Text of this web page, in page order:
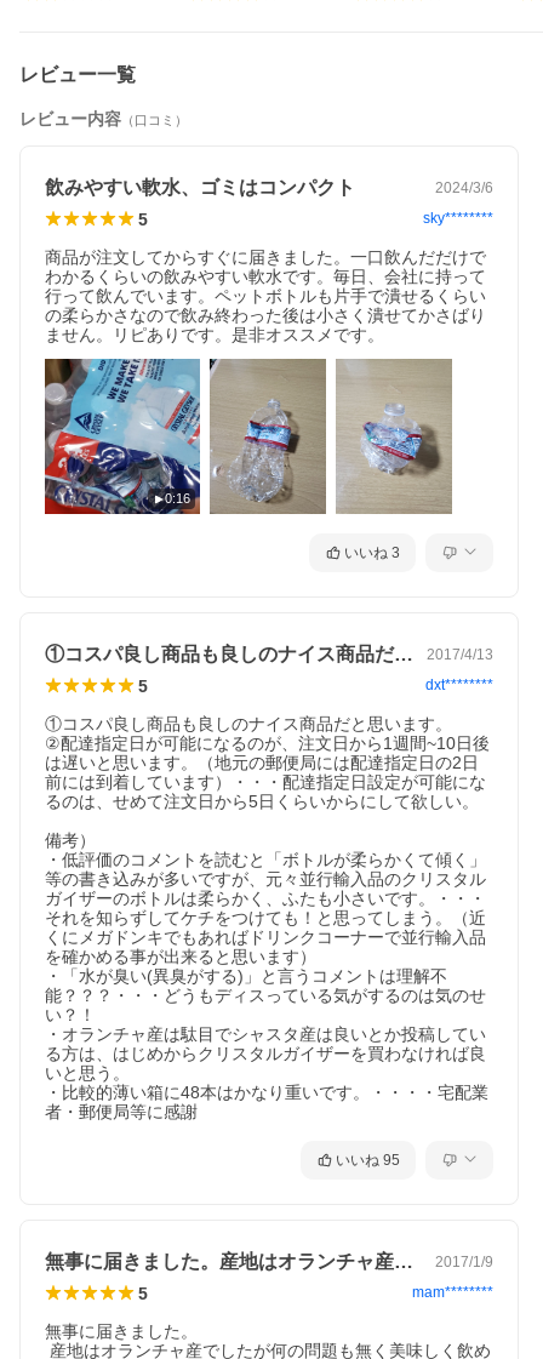
リニューアルに伴い、パッケージ・内容等予告なく変更する場合
め買いに最適！
●クセが少なく飲みやすいので、水分補給にそのまま飲むもよし、
コーヒー・お茶などの飲料用、お米やお料理等、体に取り入れる
店・レジャー等外出先にも持って行っていろいろな場面で使えま
すよ。非常時の備えとして防災グッズとあわせて備蓄しておくの
もおすすめです。
※採水地は2か所（オランチャ・シャスタ）ございますがお選びい
ただくことはできません。
【クリスタルガイザー 水の原材料】
水(湧水)
【栄養成分】
カリフォルニア・オランチャ水源(100mLあたり)
エネルギー・・・0kcaL
たんぱく質・・・0g
脂質・・・0g
炭水化物・・・0g
ウィード・シャスタ水源(100mLあたり)
エネルギー・・・0kcaL
タンパク質・・・0g
脂質・・・ 0g
炭水化物・・・0g
ナトリウム・・・1.13mg
カルシウム・・・ 0.64mg
マグネシウム・・・0.54mg
カリウム・・・0.18mg
バナジウム・・・ 5μg
硬度・・・38mg／L
【保存方法】
・高温、直射日光をさけて保存してください。
・開栓後は冷蔵庫に入れ、お早めにお飲みください。
・容器のまま、加熱、凍結はしないでください。
・加熱、凍結、長期保存等により白い沈殿物ができる事がありま
すが、天然のミネラル成分の結晶ですのでご安心ください。
【注意事項】
・キャップが小さく、開けづらくなっております。開封時にはプ
ラスチック部分で指などを切らないようご注意ください。
クリスタルガイザー 水
クリスタルガイザー 水に関する詳細なお問合せは下記までお願い
します
楽天グループ
レビュー一覧
レビュー内容 （口コミ）
飲みやすい軟水、ゴミはコンパクト 2024/3/6
5 sky********
商品が注文してからすぐに届きました。一口飲んだだけで
わかるくらいの飲みやすい軟水です。毎日、会社に持って
行って飲んでいます。ペットボトルも片手で潰せるくらい
の柔らかさなので飲み終わった後は小さく潰せてかさばり
ません。リピありです。是非オススメです。
0:16
いいね 3
①コスパ良し商品も良しのナイス商品だと… 2017/4/13
5 dxt********
①コスパ良し商品も良しのナイス商品だと思います。
②配達指定日が可能になるのが、注文日から1週間~10日後
は遅いと思います。（地元の郵便局には配達指定日の2日
前には到着しています）・・・配達指定日設定が可能にな
るのは、せめて注文日から5日くらいからにして欲しい。
備考）
・低評価のコメントを読むと「ボトルが柔らかくて傾く」
等の書き込みが多いですが、元々並行輸入品のクリスタル
ガイザーのボトルは柔らかく、ふたも小さいです。・・・
それを知らずしてケチをつけても！と思ってしまう。（近
くにメガドンキでもあればドリンクコーナーで並行輸入品
を確かめる事が出来ると思います）
・「水が臭い(異臭がする)」と言うコメントは理解不
能？？？・・・どうもディスっている気がするのは気のせ
い？！
・オランチャ産は駄目でシャスタ産は良いとか投稿してい
る方は、はじめからクリスタルガイザーを買わなければ良
いと思う。
・比較的薄い箱に48本はかなり重いです。・・・・宅配業
者・郵便局等に感謝
いいね 95
無事に届きました。産地はオランチャ産で… 2017/1/9
5 mam********
無事に届きました。